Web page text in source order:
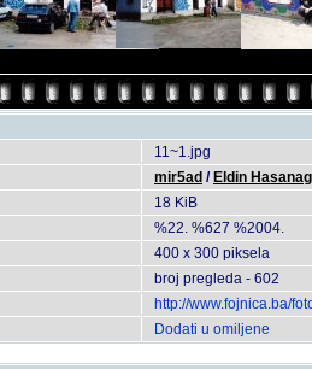
11~1.jpg
mir5ad / Eldin
18 KiB
%22. %627 %2004.
400 x 300 piksela
broj pregleda - 602
http://www.fojnica.ba/
Dodati u omiljene